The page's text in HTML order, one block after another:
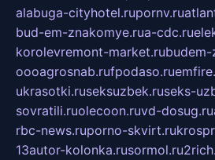
alabuga-cityhotel.rupornv.ru
bud-em-znakomye.rua-cdc.ru
korolevremont-market.rubudem-
oooagrosnab.rufpodaso.ru
ukrasotki.ruseksuzbek.ruseks-
sovratili.ruolecoon.ruvd-dosug.ru
rbc-news.ruporno-skvirt.ru
13autor-kolonka.rusormol.ru